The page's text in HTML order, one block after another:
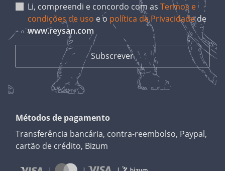
Li, compreendi e concordo com asTermos e
condições de uso e o política de Privacidadede
www.reysan.com
Métodos de pagamento
Transferência bancária, contra-reembolso, Paypal,
cartão de crédito, Bizum